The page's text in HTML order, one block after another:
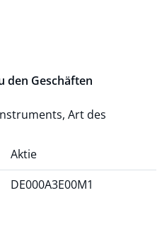
den Geschäften
Art des
Aktie
DE000A3E00M1